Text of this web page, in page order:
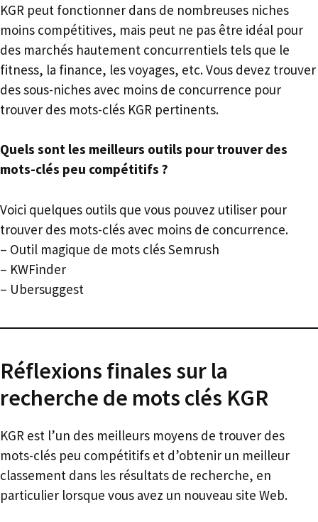
KGR peut fonctionner dans de nombreuses niches
moins compétitives, mais peut ne pas être idéal pour
des marchés hautement concurrentiels tels que le
fitness, la finance, les voyages, etc. Vous devez trouver
des sous-niches avec moins de concurrence pour
trouver des mots-clés KGR pertinents.
Quels sont les meilleurs outils pour trouver des
mots-clés peu compétitifs ?
Voici quelques outils que vous pouvez utiliser pour
trouver des mots-clés avec moins de concurrence.
– Outil magique de mots clés Semrush
– KWFinder
– Ubersuggest
Réflexions finales sur la
recherche de mots clés KGR
KGR est l’un des meilleurs moyens de trouver des
mots-clés peu compétitifs et d’obtenir un meilleur
classement dans les résultats de recherche, en
particulier lorsque vous avez un nouveau site Web.